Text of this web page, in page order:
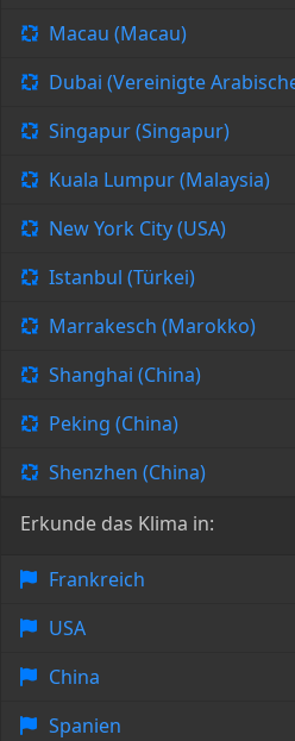
Macau (Macau)
Dubai (Vereinigte
Singapur (Singapur)
Kuala Lumpur (Malaysia)
New York City (USA)
Istanbul (Türkei)
Marrakesch (Marokko)
Shanghai (China)
Peking (China)
Shenzhen (China)
Erkunde das Klima in:
Frankreich
USA
China
Spanien